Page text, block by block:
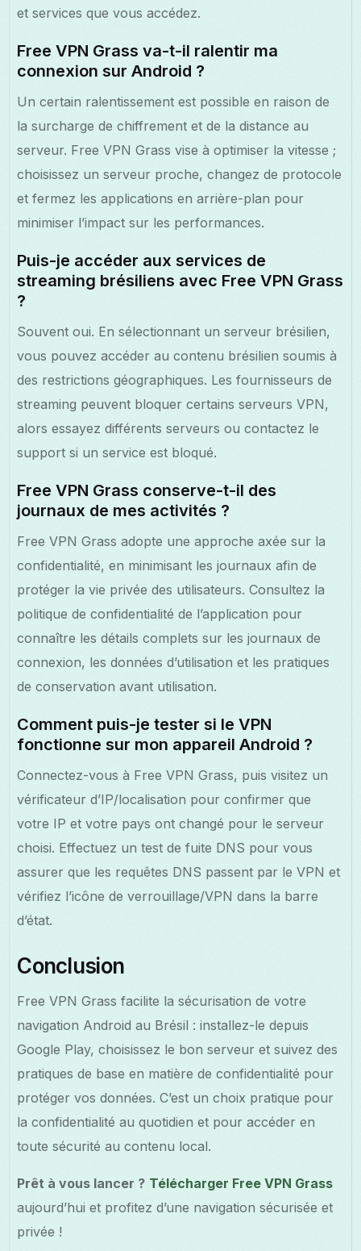
et services que vous accédez.
Free VPN Grass va-t-il ralentir ma
connexion sur Android ?
Un certain ralentissement est possible en raison de
la surcharge de chiffrement et de la distance au
serveur. Free VPN Grass vise à optimiser la vitesse ;
choisissez un serveur proche, changez de protocole
et fermez les applications en arrière-plan pour
minimiser l’impact sur les performances.
Puis-je accéder aux services de
streaming brésiliens avec Free VPN Grass
?
Souvent oui. En sélectionnant un serveur brésilien,
vous pouvez accéder au contenu brésilien soumis à
des restrictions géographiques. Les fournisseurs de
streaming peuvent bloquer certains serveurs VPN,
alors essayez différents serveurs ou contactez le
support si un service est bloqué.
Free VPN Grass conserve-t-il des
journaux de mes activités ?
Free VPN Grass adopte une approche axée sur la
confidentialité, en minimisant les journaux afin de
protéger la vie privée des utilisateurs. Consultez la
politique de confidentialité de l’application pour
connaître les détails complets sur les journaux de
connexion, les données d’utilisation et les pratiques
de conservation avant utilisation.
Comment puis-je tester si le VPN
fonctionne sur mon appareil Android ?
Connectez-vous à Free VPN Grass, puis visitez un
vérificateur d’IP/localisation pour confirmer que
votre IP et votre pays ont changé pour le serveur
choisi. Effectuez un test de fuite DNS pour vous
assurer que les requêtes DNS passent par le VPN et
vérifiez l’icône de verrouillage/VPN dans la barre
d’état.
Conclusion
Free VPN Grass facilite la sécurisation de votre
navigation Android au Brésil : installez-le depuis
Google Play, choisissez le bon serveur et suivez des
pratiques de base en matière de confidentialité pour
protéger vos données. C’est un choix pratique pour
la confidentialité au quotidien et pour accéder en
toute sécurité au contenu local.
Prêt à vous lancer ? Télécharger Free VPN Grass
aujourd’hui et profitez d’une navigation sécurisée et
privée !